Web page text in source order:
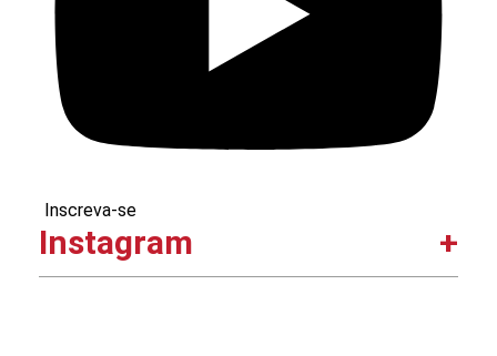
Inscreva-se
Instagram